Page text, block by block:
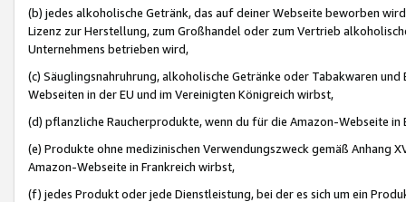
(b) jedes alkoholische Getränk, das auf deiner Webseite beworben
Lizenz zur Herstellung, zum Großhandel oder zum Vertrieb
Unternehmens betrieben wird,
(c) Säuglingsnahruhrung, alkoholische Getränke oder Tabakwaren
Webseiten in der EU und im Vereinigten Königreich wirbst,
(d) pflanzliche Raucherprodukte, wenn du für die Amazon-Webseite in
(e) Produkte ohne medizinischen Verwendungszweck gemäß Anhang
Amazon-Webseite in Frankreich wirbst,
(f) jedes Produkt oder jede Dienstleistung, bei der es sich um ein